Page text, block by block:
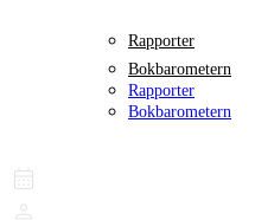
Rapporter
Bokbarometern
Rapporter
Bokbarometern